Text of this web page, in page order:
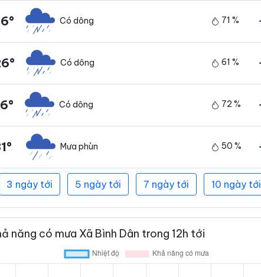
Có dông 71 %
Có dông 61 %
Có dông 72 %
Mưa phùn 50 %
3 ngày tới 5 ngày tới 7 ngày tới 10 ngày tới
năng có mưa Xã Bình Dân trong 12h tới